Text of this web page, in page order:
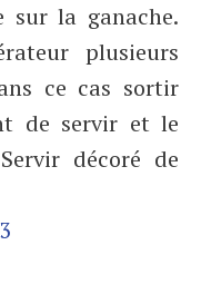
sur la ganache.
plusieurs
ce cas sortir
de servir et le
décoré de